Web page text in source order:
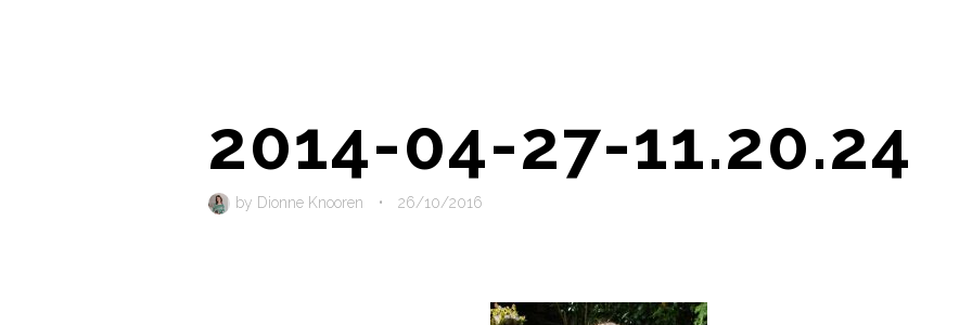
content
2014-04-27-11.20.24
by Dionne Knooren • 26/10/2016